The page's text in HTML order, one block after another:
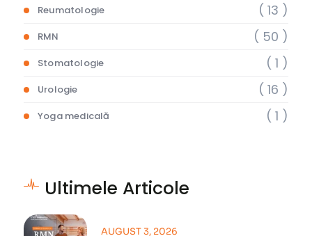
Reumatologie ( 13 )
RMN ( 50 )
Stomatologie ( 1 )
Urologie ( 16 )
Yoga medicală ( 1 )
Ultimele Articole
AUGUST 3, 2026